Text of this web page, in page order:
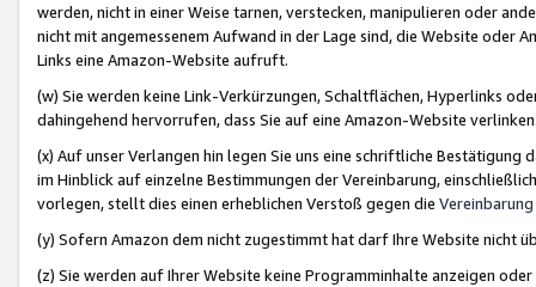
werden, nicht in einer Weise tarnen, verstecken, manipulieren oder
nicht mit angemessenem Aufwand in der Lage sind, die Website oder
Links eine Amazon-Website aufruft.
(w) Sie werden keine Link-Verkürzungen, Schaltflächen, Hyperlinks
dahingehend hervorrufen, dass Sie auf eine Amazon-Website
(x) Auf unser Verlangen hin legen Sie uns eine schriftliche
im Hinblick auf einzelne Bestimmungen der Vereinbarung,
vorlegen, stellt dies einen erheblichen Verstoß gegen die Vereinbarung
(y) Sofern Amazon dem nicht zugestimmt hat darf Ihre Website nicht
(z) Sie werden auf Ihrer Website keine Programminhalte anzeigen